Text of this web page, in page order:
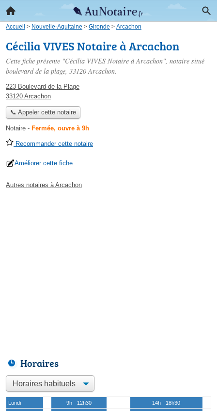
Accueil > Nouvelle-Aquitaine > Gironde > Arcachon
Cécilia VIVES Notaire à Arcachon
Cette fiche présente "Cécilia VIVES Notaire à Arcachon", notaire situé
boulevard de la plage, 33120 Arcachon.
223 Boulevard de la Plage
33120 Arcachon
📞 Appeler cette notaire
Notaire - Fermée, ouvre à 9h
Recommander cette notaire
Améliorer cette fiche
Autres notaires à Arcachon
Horaires
Lundi 9h - 12h30
14h - 18h30